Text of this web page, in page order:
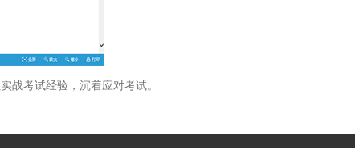
战考试经验，沉着应对考试。